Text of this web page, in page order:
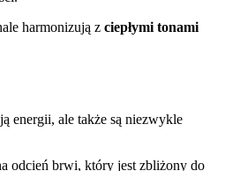
harmonizują z ciepłymi tonami
energii, ale także są niezwykle
odcień brwi, który jest zbliżony do